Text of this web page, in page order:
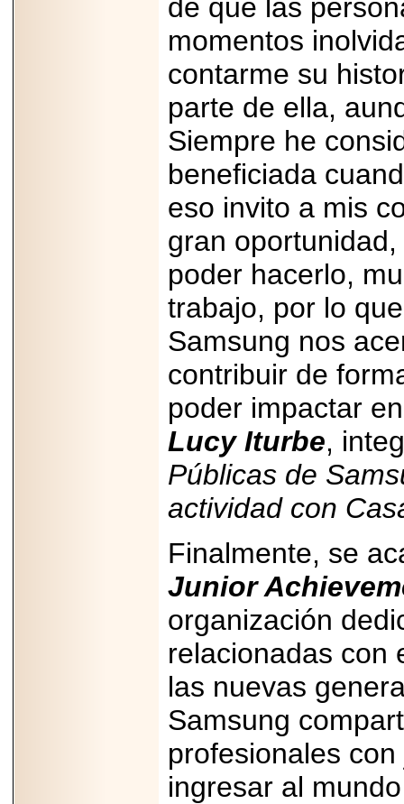
de que las
momentos
contarme su
parte de ella,
Siempre he
beneficiada
eso invito a mis
gran
poder hacerlo,
trabajo, por lo
Samsung nos
contribuir de
poder impactar
Lucy Iturbe,
Públicas de
actividad con
Finalmente, se
Junior
organización
relacionadas con
las nuevas
Samsung
profesionales
ingresar al